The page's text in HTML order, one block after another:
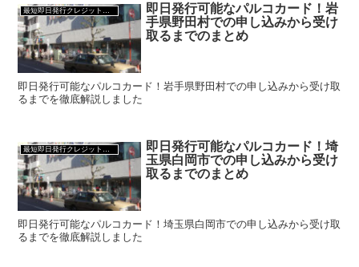
最短即日発行クレジットカード
即日発行可能なパルコカード！岩
手県野田村での申し込みから受け
取るまでのまとめ
即日発行可能なパルコカード！岩手県野田村での申し込みから受け取
るまでを徹底解説しました
即日発行可能なパルコカード！埼
玉県白岡市での申し込みから受け
取るまでのまとめ
即日発行可能なパルコカード！埼玉県白岡市での申し込みから受け取
るまでを徹底解説しました